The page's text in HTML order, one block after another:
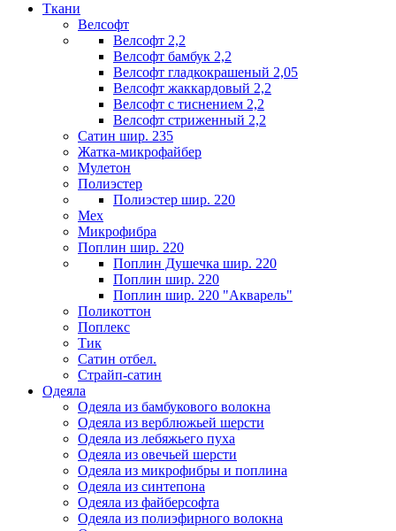
Ткани
Велсофт
Велсофт 2,2
Велсофт бамбук 2,2
Велсофт гладкокрашеный 2,05
Велсофт жаккардовый 2,2
Велсофт с тиснением 2,2
Велсофт стриженный 2,2
Сатин шир. 235
Жатка-микрофайбер
Мулетон
Полиэстер
Полиэстер шир. 220
Мех
Микрофибра
Поплин шир. 220
Поплин Душечка шир. 220
Поплин шир. 220
Поплин шир. 220 "Акварель"
Поликоттон
Поплекс
Тик
Сатин отбел.
Страйп-сатин
Одеяла
Одеяла из бамбукового волокна
Одеяла из верблюжьей шерсти
Одеяла из лебяжьего пуха
Одеяла из овечьей шерсти
Одеяла из микрофибры и поплина
Одеяла из синтепона
Одеяла из файберсофта
Одеяла из полиэфирного волокна